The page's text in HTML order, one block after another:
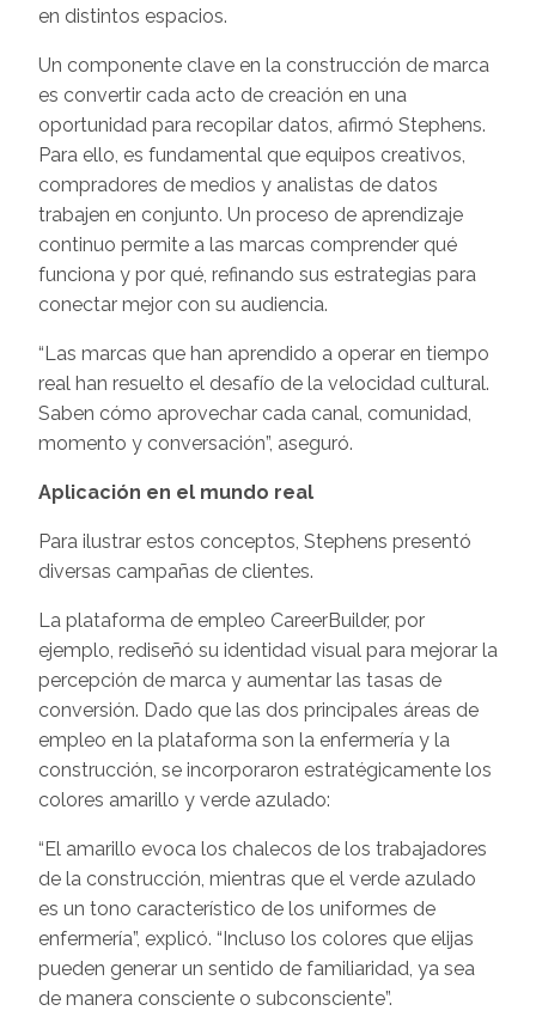
en distintos espacios.
Un componente clave en la construcción de marca
es convertir cada acto de creación en una
oportunidad para recopilar datos, afirmó Stephens.
Para ello, es fundamental que equipos creativos,
compradores de medios y analistas de datos
trabajen en conjunto. Un proceso de aprendizaje
continuo permite a las marcas comprender qué
funciona y por qué, refinando sus estrategias para
conectar mejor con su audiencia.
“Las marcas que han aprendido a operar en tiempo
real han resuelto el desafío de la velocidad cultural.
Saben cómo aprovechar cada canal, comunidad,
momento y conversación”, aseguró.
Aplicación en el mundo real
Para ilustrar estos conceptos, Stephens presentó
diversas campañas de clientes.
La plataforma de empleo CareerBuilder, por
ejemplo, rediseñó su identidad visual para mejorar la
percepción de marca y aumentar las tasas de
conversión. Dado que las dos principales áreas de
empleo en la plataforma son la enfermería y la
construcción, se incorporaron estratégicamente los
colores amarillo y verde azulado:
“El amarillo evoca los chalecos de los trabajadores
de la construcción, mientras que el verde azulado
es un tono característico de los uniformes de
enfermería”, explicó. “Incluso los colores que elijas
pueden generar un sentido de familiaridad, ya sea
de manera consciente o subconsciente”.